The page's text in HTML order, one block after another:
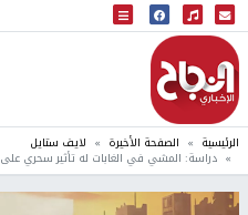
البث المباشر
إذاعة النجاح
الرئيسية الصفحة الأخيرة لايف ستايل
دراسة: المشي في الغابات له تأثير سحري على